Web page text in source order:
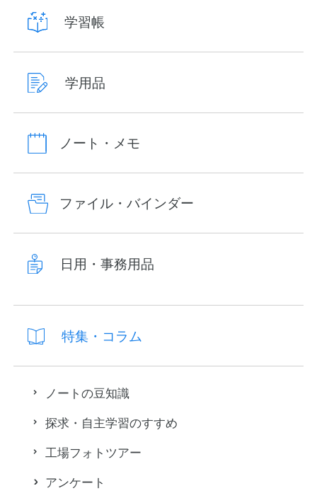
学習帳
学用品
ノート・メモ
ファイル・バインダー
日用・事務用品
特集・コラム
ノートの豆知識
探求・自主学習のすすめ
工場フォトツアー
アンケート